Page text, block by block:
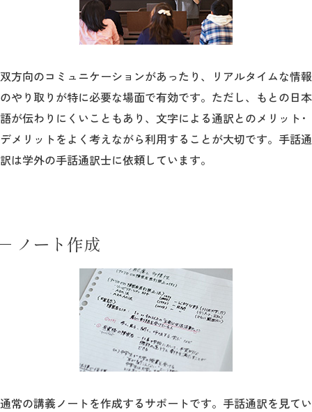
双方向のコミュニケーションがあったり、リアルタイムな情報
のやり取りが特に必要な場面で有効です。ただし、もとの日本
語が伝わりにくいこともあり、文字による通訳とのメリット･
デメリットをよく考えながら利用することが大切です。手話通
訳は学外の手話通訳士に依頼しています。
ノート作成
通常の講義ノートを作成するサポートです。手話通訳を見てい